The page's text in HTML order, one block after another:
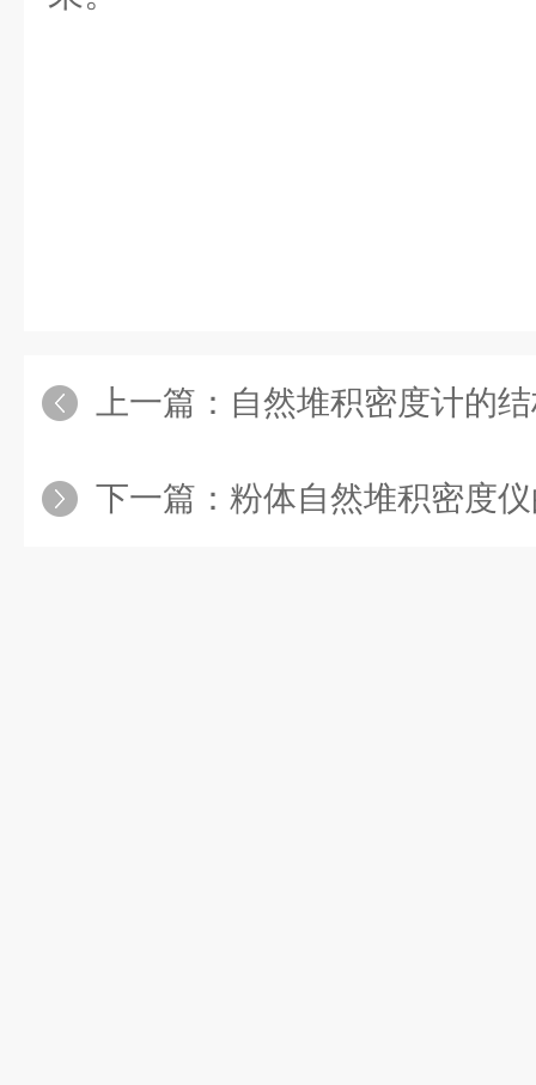
上一篇： 自然堆积密度计的结构特
下一篇： 粉体自然堆积密度